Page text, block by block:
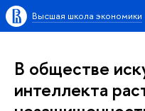
Высшая школа экономики
В обществе
интеллекта